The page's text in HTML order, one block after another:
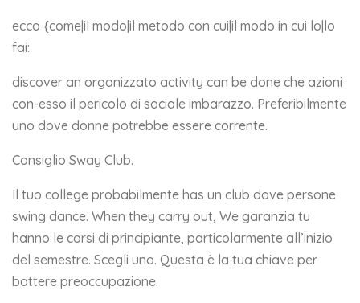
ecco {come|il modo|il metodo con cui|il modo in cui lo|lo
fai:
discover an organizzato activity can be done che azioni
con-esso il pericolo di sociale imbarazzo. Preferibilmente
uno dove donne potrebbe essere corrente.
Consiglio Sway Club.
Il tuo college probabilmente has un club dove persone
swing dance. When they carry out, We garanzia tu
hanno le corsi di principiante, particolarmente all’inizio
del semestre. Scegli uno. Questa è la tua chiave per
battere preoccupazione.